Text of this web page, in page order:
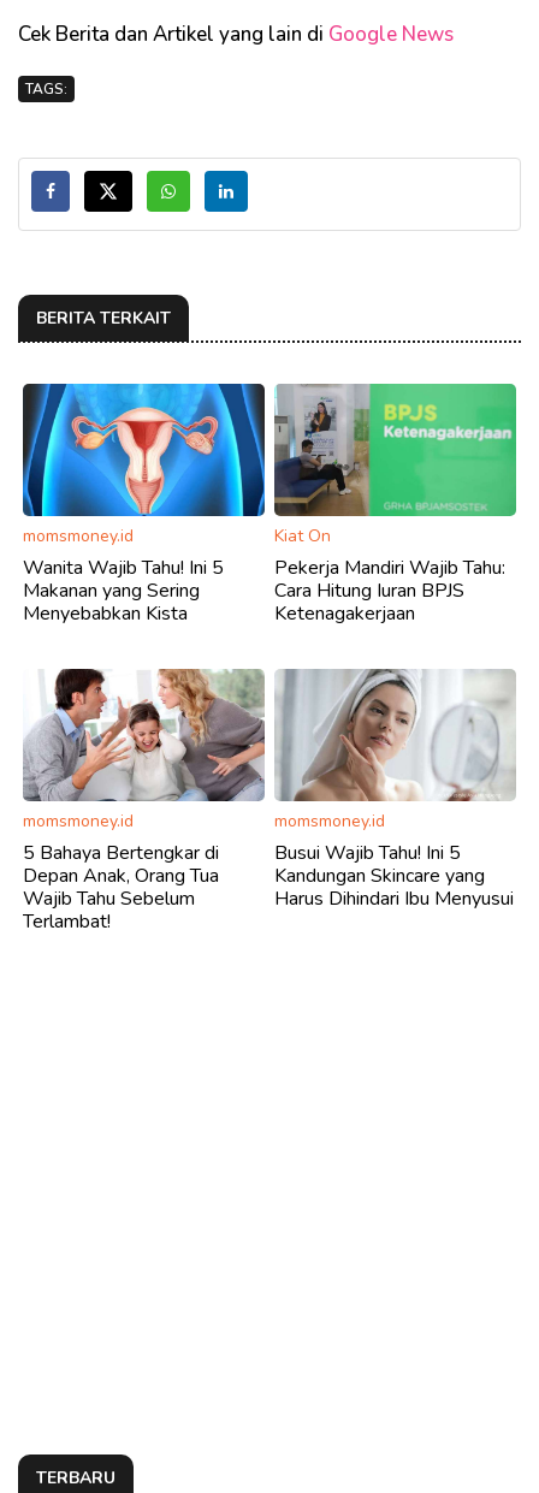
Cek Berita dan Artikel yang lain di Google News
TAGS:
BERITA TERKAIT
momsmoney.id
Wanita Wajib Tahu! Ini 5
Makanan yang Sering
Menyebabkan Kista
Kiat On
Pekerja Mandiri Wajib Tahu:
Cara Hitung Iuran BPJS
Ketenagakerjaan
momsmoney.id
5 Bahaya Bertengkar di
Depan Anak, Orang Tua
Wajib Tahu Sebelum
Terlambat!
momsmoney.id
Busui Wajib Tahu! Ini 5
Kandungan Skincare yang
Harus Dihindari Ibu Menyusui
TERBARU